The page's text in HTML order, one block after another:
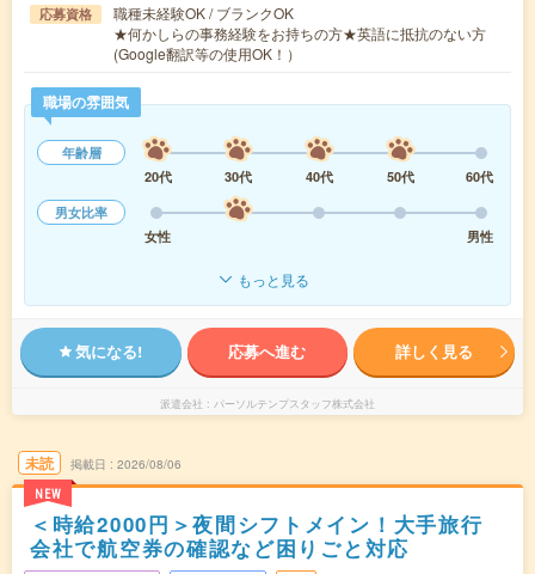
応募資格
職種未経験OK / ブランクOK
★何かしらの事務経験をお持ちの方★英語に抵抗のない方
(Google翻訳等の使用OK！）
職場の雰囲気
年齢層
20代
30代 40代 50代
60代
男女比率
女性
男性
もっと見る
気になる! 応募へ進む 詳しく見る
派遣会社 パーソルテンプスタッフ株式会社
未読
NEW
掲載日 2026/08/06
＜時給2000円＞夜間シフトメイン！大手旅行
会社で航空券の確認など困りごと対応